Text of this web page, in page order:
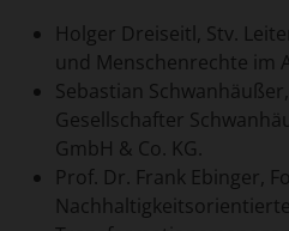
Holger Dreiseitl, Stv.
und Menschenrechte im
Sebastian
Gesellschafter
GmbH & Co. KG.
Prof. Dr. Frank Ebinger,